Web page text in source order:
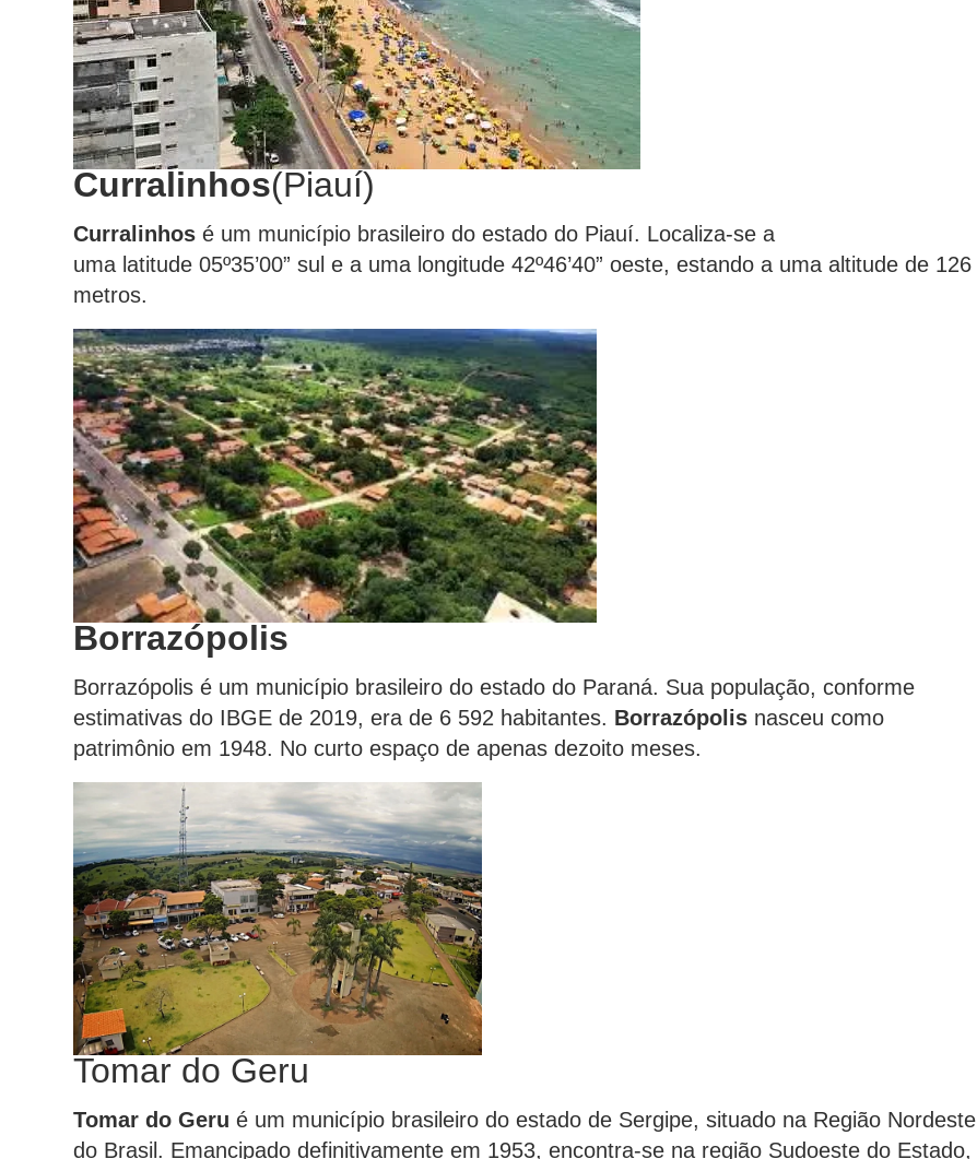
Curralinhos(Piauí)
Curralinhos é um município brasileiro do estado do Piauí. Localiza-se a
uma latitude 05º35’00” sul e a uma longitude 42º46’40” oeste, estando a uma altitude de 126
metros.
Borrazópolis
Borrazópolis é um município brasileiro do estado do Paraná. Sua população, conforme
estimativas do IBGE de 2019, era de 6 592 habitantes. Borrazópolis nasceu como
patrimônio em 1948. No curto espaço de apenas dezoito meses.
Tomar do Geru
Tomar do Geru é um município brasileiro do estado de Sergipe, situado na Região Nordeste
do Brasil. Emancipado definitivamente em 1953, encontra-se na região Sudoeste do Estado,